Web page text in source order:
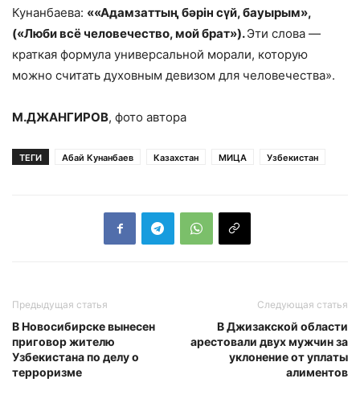
Кунанбаева: ««Адамзаттың бәрін сүй, бауырым»,
(«Люби всё человечество, мой брат»).Эти слова —
краткая формула универсальной морали, которую
можно считать духовным девизом для человечества».
М.ДЖАНГИРОВ, фото автора
ТЕГИ Абай Кунанбаев Казахстан МИЦА Узбекистан
Предыдущая статья
В Новосибирске вынесен
приговор жителю
Узбекистана по делу о
терроризме
Следующая статья
В Джизакской области
арестовали двух мужчин за
уклонение от уплаты
алиментов